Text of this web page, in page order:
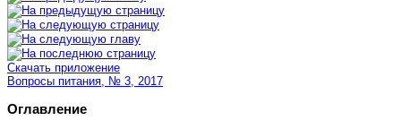
Скачать приложение
Вопросы питания, № 3, 2017
Оглавление